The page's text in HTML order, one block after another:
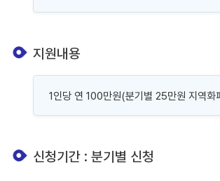
지원내용
1인당 연 100만원(분기별 25만원 지역화
신청기간 : 분기별 신청